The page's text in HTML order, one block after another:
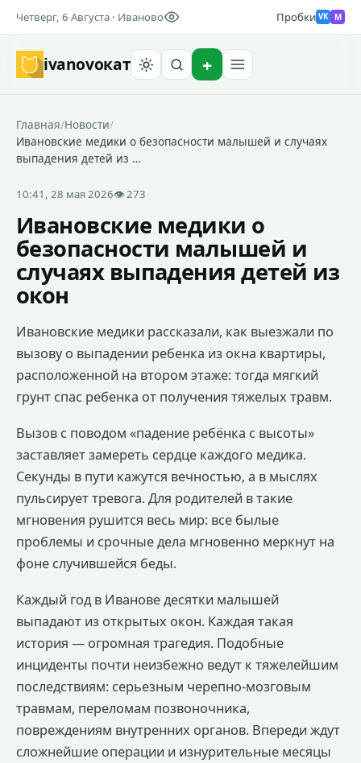
Четверг, 6 Августа · Иваново Пробки VK M
ivanovoкат
Главная/Новости/
Ивановские медики о безопасности малышей и случаях
выпадения детей из …
10:41, 28 мая 2026👁 273
Ивановские медики о
безопасности малышей и
случаях выпадения детей из
окон
Ивановские медики рассказали, как выезжали по
вызову о выпадении ребенка из окна квартиры,
расположенной на втором этаже: тогда мягкий
грунт спас ребенка от получения тяжелых травм.
Вызов с поводом «падение ребёнка с высоты»
заставляет замереть сердце каждого медика.
Секунды в пути кажутся вечностью, а в мыслях
пульсирует тревога. Для родителей в такие
мгновения рушится весь мир: все былые
проблемы и срочные дела мгновенно меркнут на
фоне случившейся беды.
Каждый год в Иванове десятки малышей
выпадают из открытых окон. Каждая такая
история — огромная трагедия. Подобные
инциденты почти неизбежно ведут к тяжелейшим
последствиям: серьезным черепно-мозговым
травмам, переломам позвоночника,
повреждениям внутренних органов. Впереди ждут
сложнейшие операции и изнурительные месяцы